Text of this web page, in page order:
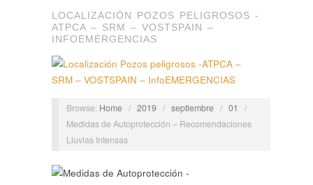
LOCALIZACIÓN POZOS PELIGROSOS -
ATPCA – SRM – VOSTSPAIN –
INFOEMERGENCIAS
Browse: Home / 2019 / septiembre / 01
/
Medidas de Autoprotección – Recomendaciones
Lluvias Intensas